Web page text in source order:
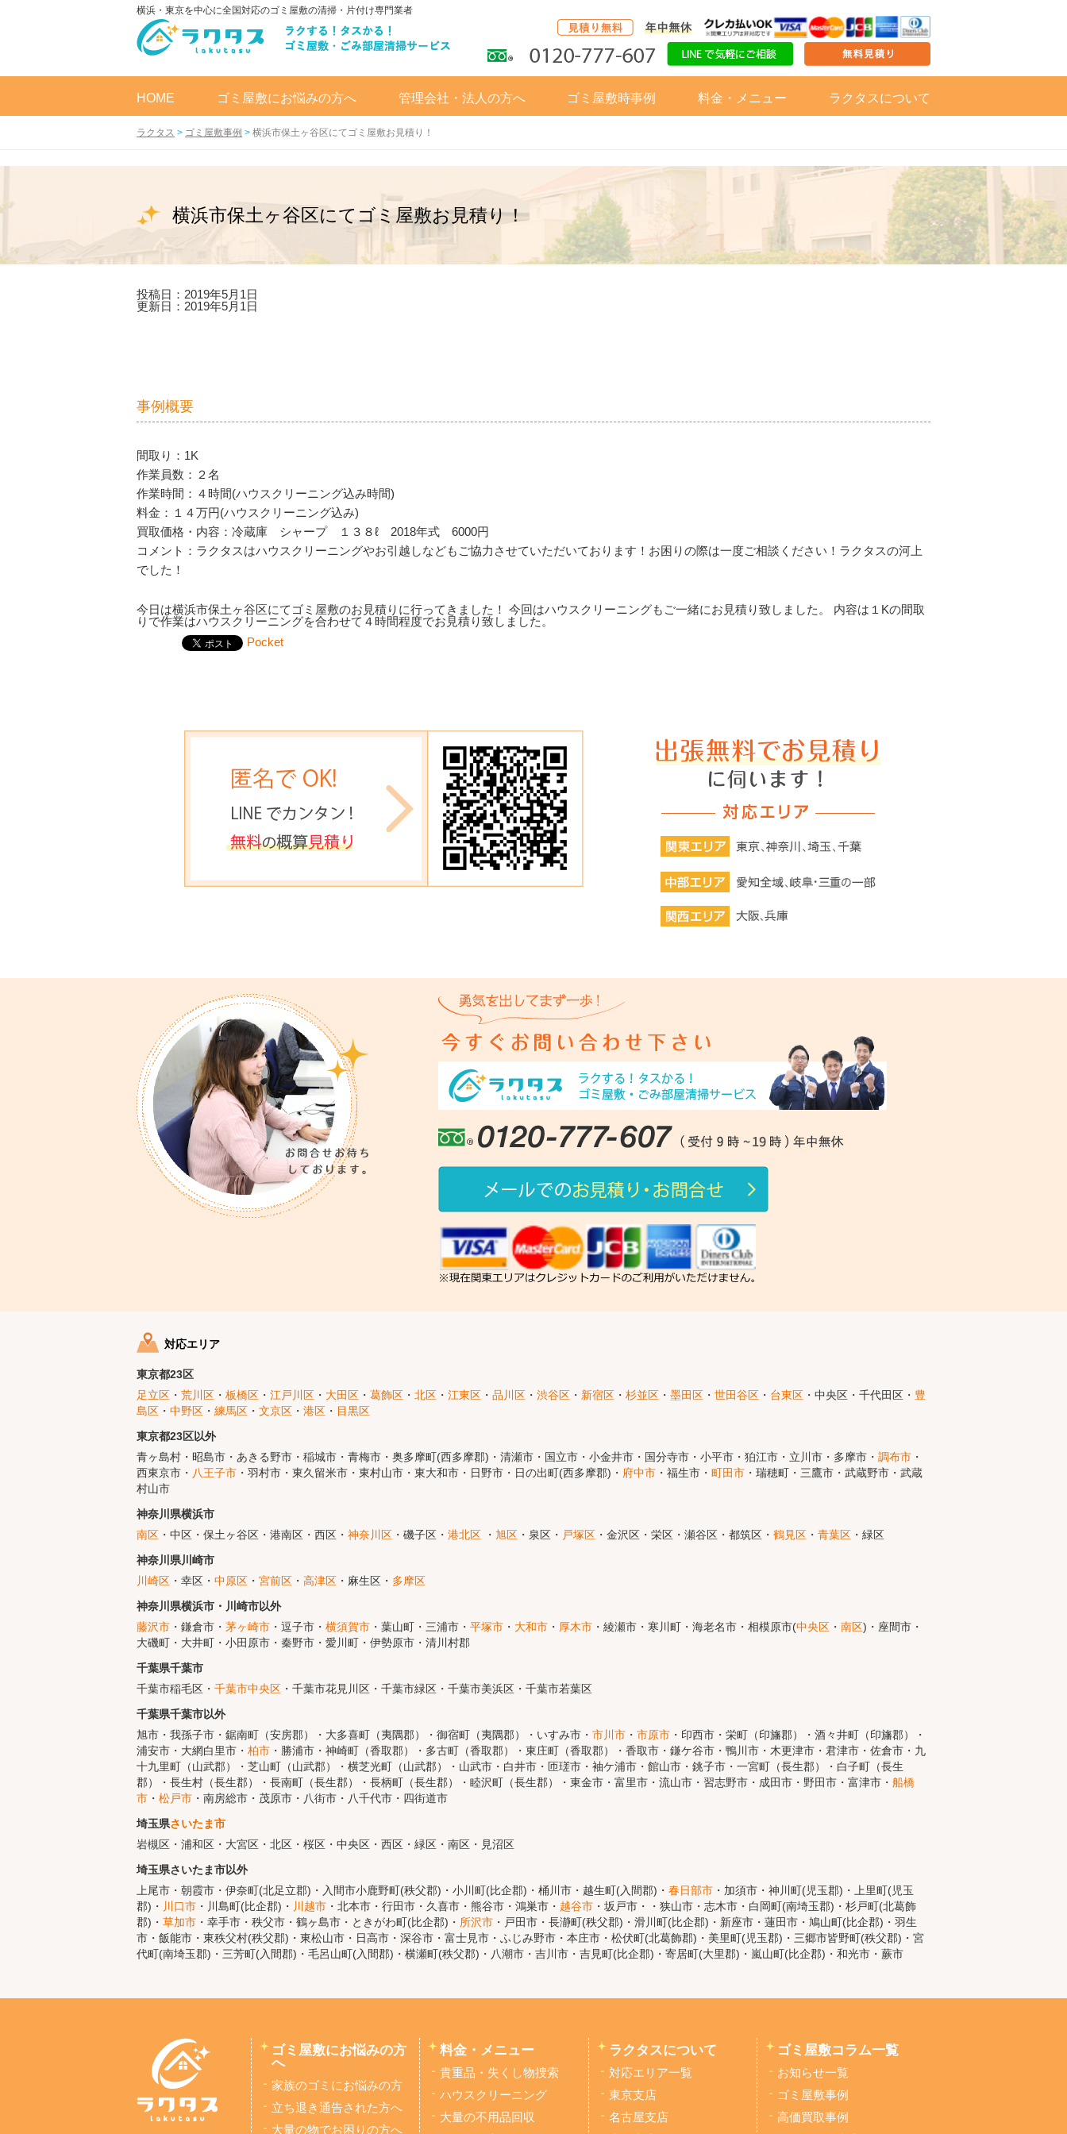
横浜・東京を中心に全国対応のゴミ屋敷の清掃・片付け専門業者
HOME ゴミ屋敷にお悩みの方へ 管理会社・法人の方へ ゴミ屋敷時事例 料金・メニュー ラクタスについて
ラクタス > ゴミ屋敷事例 > 横浜市保土ヶ谷区にてゴミ屋敷お見積り！
横浜市保土ヶ谷区にてゴミ屋敷お見積り！
投稿日：2019年5月1日
更新日：2019年5月1日
事例概要
間取り：1K
作業員数：２名
作業時間：４時間(ハウスクリーニング込み時間)
料金：１４万円(ハウスクリーニング込み)
買取価格・内容：冷蔵庫 シャープ １３８ℓ 2018年式 6000円
コメント：ラクタスはハウスクリーニングやお引越しなどもご協力させていただいております！お困りの際は一度ご相談ください！ラクタスの河上
でした！
今日は横浜市保土ヶ谷区にてゴミ屋敷のお見積りに行ってきました！ 今回はハウスクリーニングもご一緒にお見積り致しました。 内容は１Kの間取
りで作業はハウスクリーニングを合わせて４時間程度でお見積り致しました。
Pocket
対応エリア
東京都23区
足立区 ・ 荒川区 ・ 板橋区 ・ 江戸川区 ・ 大田区 ・ 葛飾区 ・ 北区 ・ 江東区 ・ 品川区 ・ 渋谷区 ・ 新宿区 ・ 杉並区 ・ 墨田区 ・ 世田谷区 ・ 台東区 ・中央区・千代田区・ 豊
島区 ・ 中野区 ・ 練馬区 ・ 文京区 ・ 港区 ・ 目黒区
東京都23区以外
青ヶ島村・昭島市・あきる野市・稲城市・青梅市・奥多摩町(西多摩郡)・清瀬市・国立市・小金井市・国分寺市・小平市・狛江市・立川市・多摩市・ 調布市 ・
西東京市・ 八王子市 ・羽村市・東久留米市・東村山市・東大和市・日野市・日の出町(西多摩郡)・ 府中市 ・福生市・ 町田市 ・瑞穂町・三鷹市・武蔵野市・武蔵
村山市
神奈川県横浜市
南区 ・中区・保土ヶ谷区・港南区・西区・ 神奈川区 ・磯子区・ 港北区 ・ 旭区 ・泉区・ 戸塚区 ・金沢区・栄区・瀬谷区・都筑区・ 鶴見区 ・ 青葉区 ・緑区
神奈川県川崎市
川崎区 ・幸区・ 中原区 ・ 宮前区 ・ 高津区 ・麻生区・ 多摩区
神奈川県横浜市・川崎市以外
藤沢市 ・鎌倉市・ 茅ヶ崎市 ・逗子市・ 横須賀市 ・葉山町・三浦市・ 平塚市 ・ 大和市 ・ 厚木市 ・綾瀬市・寒川町・海老名市・相模原市(中央区 ・ 南区)・座間市・
大磯町・大井町・小田原市・秦野市・愛川町・伊勢原市・清川村郡
千葉県千葉市
千葉市稲毛区・ 千葉市中央区 ・千葉市花見川区・千葉市緑区・千葉市美浜区・千葉市若葉区
千葉県千葉市以外
旭市・我孫子市・鋸南町（安房郡）・大多喜町（夷隅郡）・御宿町（夷隅郡）・いすみ市・ 市川市 ・ 市原市 ・印西市・栄町（印旛郡）・酒々井町（印旛郡）・
浦安市・大網白里市・ 柏市 ・勝浦市・神崎町（香取郡）・多古町（香取郡）・東庄町（香取郡）・香取市・鎌ケ谷市・鴨川市・木更津市・君津市・佐倉市・九
十九里町（山武郡）・芝山町（山武郡）・横芝光町（山武郡）・山武市・白井市・匝瑳市・袖ケ浦市・館山市・銚子市・一宮町（長生郡）・白子町（長生
郡）・長生村（長生郡）・長南町（長生郡）・長柄町（長生郡）・睦沢町（長生郡）・東金市・富里市・流山市・習志野市・成田市・野田市・富津市・ 船橋
市 ・ 松戸市 ・南房総市・茂原市・八街市・八千代市・四街道市
埼玉県さいたま市
岩槻区・浦和区・大宮区・北区・桜区・中央区・西区・緑区・南区・見沼区
埼玉県さいたま市以外
上尾市・朝霞市・伊奈町(北足立郡)・入間市小鹿野町(秩父郡)・小川町(比企郡)・桶川市・越生町(入間郡)・ 春日部市 ・加須市・神川町(児玉郡)・上里町(児玉
郡)・ 川口市 ・川島町(比企郡)・ 川越市 ・北本市・行田市・久喜市・熊谷市・鴻巣市・ 越谷市 ・坂戸市・・狭山市・志木市・白岡町(南埼玉郡)・杉戸町(北葛飾
郡)・ 草加市 ・幸手市・秩父市・鶴ヶ島市・ときがわ町(比企郡)・ 所沢市 ・戸田市・長瀞町(秩父郡)・滑川町(比企郡)・新座市・蓮田市・鳩山町(比企郡)・羽生
市・飯能市・東秩父村(秩父郡)・東松山市・日高市・深谷市・富士見市・ふじみ野市・本庄市・松伏町(北葛飾郡)・美里町(児玉郡)・三郷市皆野町(秩父郡)・宮
代町(南埼玉郡)・三芳町(入間郡)・毛呂山町(入間郡)・横瀬町(秩父郡)・八潮市・吉川市・吉見町(比企郡)・寄居町(大里郡)・嵐山町(比企郡)・和光市・蕨市
ゴミ屋敷にお悩みの方
へ
家族のゴミにお悩みの方
立ち退き通告された方へ
大量の物でお困りの方へ
料金・メニュー
貴重品・失くし物捜索
ハウスクリーニング
大量の不用品回収
ラクタスについて
対応エリア一覧
東京支店
名古屋支店
ゴミ屋敷コラム一覧
お知らせ一覧
ゴミ屋敷事例
高価買取事例